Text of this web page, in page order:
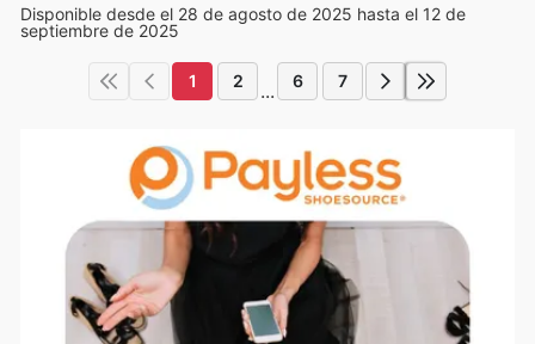
Disponible desde el 28 de agosto de 2025 hasta el 12 de
septiembre de 2025
1 2 ... 6 7